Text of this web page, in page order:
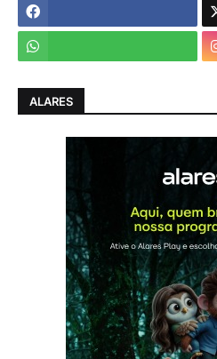
ALARES